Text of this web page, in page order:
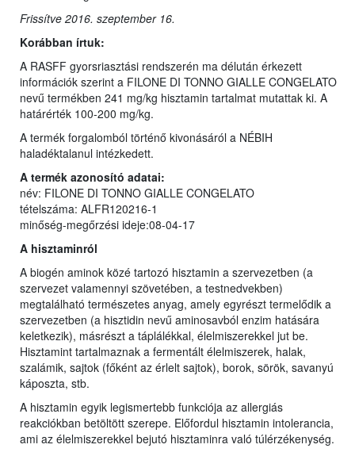
Frissítve 2016. szeptember 16.
Korábban írtuk:
A RASFF gyorsriasztási rendszerén ma délután érkezett
információk szerint a FILONE DI TONNO GIALLE CONGELATO
nevű termékben 241 mg/kg hisztamin tartalmat mutattak ki. A
határérték 100-200 mg/kg.
A termék forgalomból történő kivonásáról a NÉBIH
haladéktalanul intézkedett.
A termék azonosító adatai:
név: FILONE DI TONNO GIALLE CONGELATO
tételszáma: ALFR120216-1
minőség-megőrzési ideje:08-04-17
A hisztaminról
A biogén aminok közé tartozó hisztamin a szervezetben (a
szervezet valamennyi szövetében, a testnedvekben)
megtalálható természetes anyag, amely egyrészt termelődik a
szervezetben (a hisztidin nevű aminosavból enzim hatására
keletkezik), másrészt a táplálékkal, élelmiszerekkel jut be.
Hisztamint tartalmaznak a fermentált élelmiszerek, halak,
szalámik, sajtok (főként az érlelt sajtok), borok, sörök, savanyú
káposzta, stb.
A hisztamin egyik legismertebb funkciója az allergiás
reakciókban betöltött szerepe. Előfordul hisztamin intolerancia,
ami az élelmiszerekkel bejutó hisztaminra való túlérzékenység.